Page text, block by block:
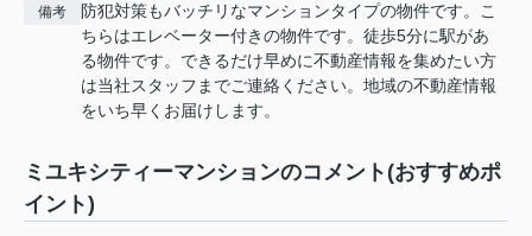
備考
防犯対策もバッチリなマンションタイプの物件です。こ
ちらはエレベーター付きの物件です。徒歩5分に駅があ
る物件です。できるだけ早めに不動産情報を集めたい方
は当社スタッフまでご連絡ください。地域の不動産情報
をいち早くお届けします。
ミユキシティーマンションのコメント(おすすめポ
イント)